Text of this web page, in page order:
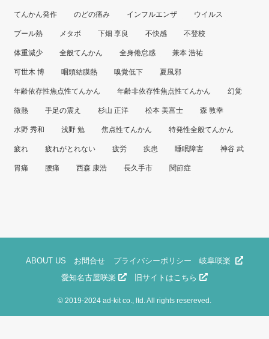
てんかん発作 のどの痛み インフルエンザ ウイルス
プール熱 メタボ 下畑 享良 不快感 不登校
体重減少 全般てんかん 全身倦怠感 兼本 浩祐
可世木 博 咽頭結膜熱 嗅覚低下 夏風邪
年齢依存性焦点性てんかん 年齢非依存性焦点性てんかん 幻覚
微熱 手足の震え 杉山 正洋 松本 美富士 森 敦幸
水野 秀和 浅野 勉 焦点性てんかん 特発性全般てんかん
疲れ 疲れがとれない 疲労 疾患 睡眠障害 神谷 武
胃痛 腰痛 西森 康浩 長久手市 関節症
ABOUT US お問合せ プライバシーポリシー
岐阜咲楽
愛知名古屋咲楽
旧サイトはこちら
© 2019-2024 ad-kit co., ltd. All rights resereved.